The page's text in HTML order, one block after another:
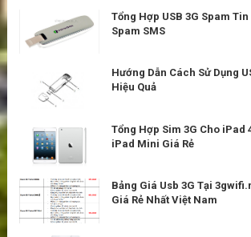
Tổng Hợp USB 3G Spam
Spam SMS
Hướng Dẫn Cách Sử Dụng
Hiệu Quả
Tổng Hợp Sim 3G Cho iPad
iPad Mini Giá Rẻ
Bảng Giá Usb 3G Tại
Giá Rẻ Nhất Việt Nam